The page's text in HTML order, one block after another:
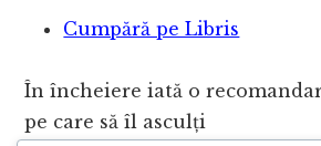
Cumpără pe Libris
În încheiere iată o
pe care să îl asculți